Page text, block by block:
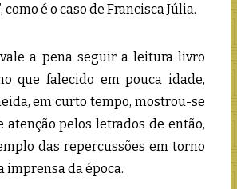
como é o caso de Francisca Júlia.
a pena seguir a leitura livro
que falecido em pouca idade,
em curto tempo, mostrou-se
atenção pelos letrados de então,
das repercussões em torno
imprensa da época.